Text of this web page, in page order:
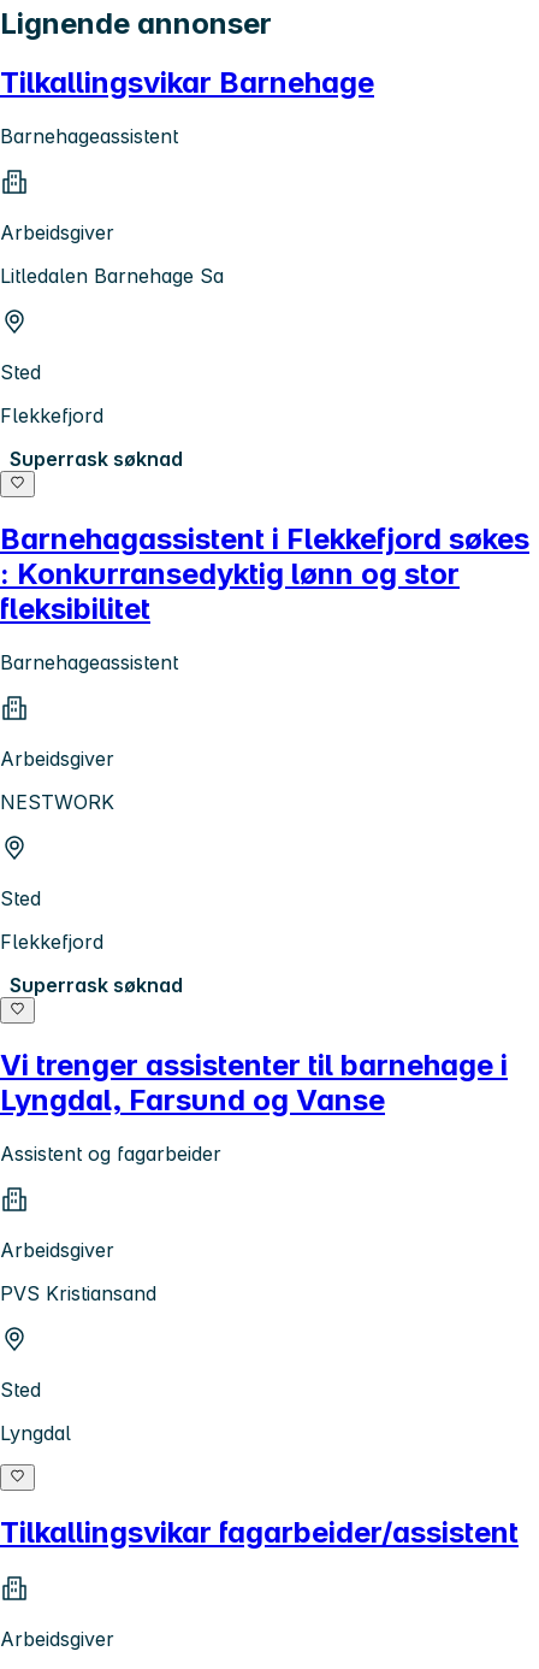
Lignende annonser
Tilkallingsvikar Barnehage
Barnehageassistent
Arbeidsgiver
Litledalen Barnehage Sa
Sted
Flekkefjord
Superrask søknad
Barnehagassistent i Flekkefjord søkes
: Konkurransedyktig lønn og stor
fleksibilitet
Barnehageassistent
Arbeidsgiver
NESTWORK
Sted
Flekkefjord
Superrask søknad
Vi trenger assistenter til barnehage i
Lyngdal, Farsund og Vanse
Assistent og fagarbeider
Arbeidsgiver
PVS Kristiansand
Sted
Lyngdal
Tilkallingsvikar fagarbeider/assistent
Arbeidsgiver